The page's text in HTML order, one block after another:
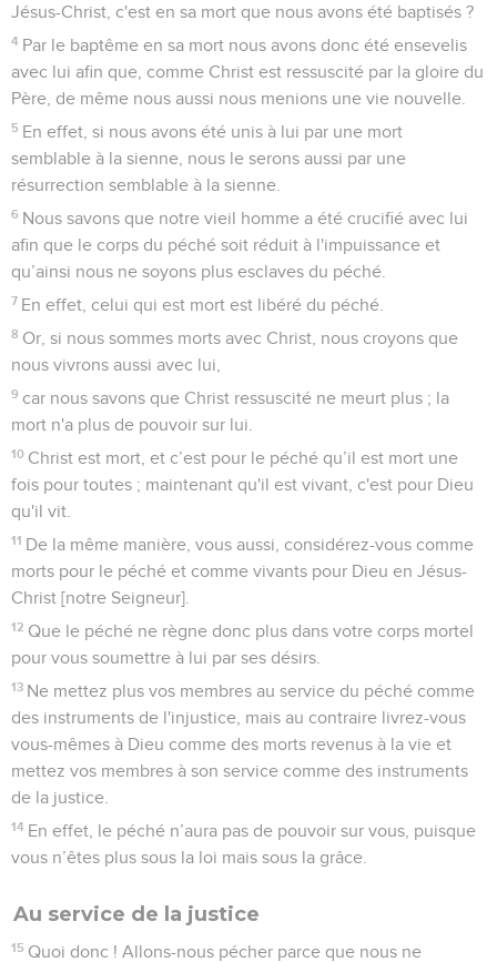
Jésus-Christ, c'est en sa mort que nous avons été baptisés ?
4 Par le baptême en sa mort nous avons donc été ensevelis
avec lui afin que, comme Christ est ressuscité par la gloire du
Père, de même nous aussi nous menions une vie nouvelle.
5 En effet, si nous avons été unis à lui par une mort
semblable à la sienne, nous le serons aussi par une
résurrection semblable à la sienne.
6 Nous savons que notre vieil homme a été crucifié avec lui
afin que le corps du péché soit réduit à l'impuissance et
qu’ainsi nous ne soyons plus esclaves du péché.
7 En effet, celui qui est mort est libéré du péché.
8 Or, si nous sommes morts avec Christ, nous croyons que
nous vivrons aussi avec lui,
9 car nous savons que Christ ressuscité ne meurt plus ; la
mort n'a plus de pouvoir sur lui.
10 Christ est mort, et c’est pour le péché qu’il est mort une
fois pour toutes ; maintenant qu'il est vivant, c'est pour Dieu
qu'il vit.
11 De la même manière, vous aussi, considérez-vous comme
morts pour le péché et comme vivants pour Dieu en Jésus-
Christ [notre Seigneur].
12 Que le péché ne règne donc plus dans votre corps mortel
pour vous soumettre à lui par ses désirs.
13 Ne mettez plus vos membres au service du péché comme
des instruments de l'injustice, mais au contraire livrez-vous
vous-mêmes à Dieu comme des morts revenus à la vie et
mettez vos membres à son service comme des instruments
de la justice.
14 En effet, le péché n’aura pas de pouvoir sur vous, puisque
vous n’êtes plus sous la loi mais sous la grâce.
Au service de la justice
15 Quoi donc ! Allons-nous pécher parce que nous ne